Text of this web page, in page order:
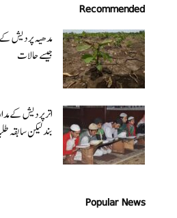
Recommended
جیسے حالات
اتر پردیش
بند لیکن سابقہ
Popular News